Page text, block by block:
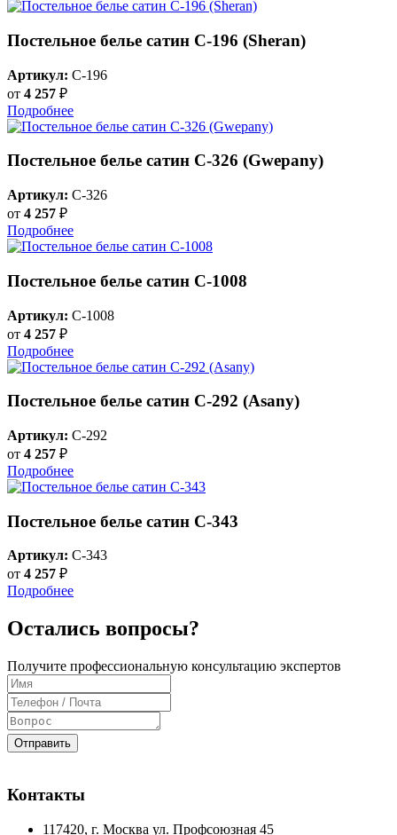
Постельное белье сатин С-196 (Sheran)
Артикул: C-196
от 4 257 ₽
Подробнее
Постельное белье сатин С-326 (Gwepany)
Артикул: C-326
от 4 257 ₽
Подробнее
Постельное белье сатин C-1008
Артикул: C-1008
от 4 257 ₽
Подробнее
Постельное белье сатин С-292 (Asany)
Артикул: C-292
от 4 257 ₽
Подробнее
Постельное белье сатин С-343
Артикул: C-343
от 4 257 ₽
Подробнее
Остались вопросы?
Получите профессиональную консультацию экспертов
Отправить
Контакты
117420, г. Москва ул. Профсоюзная 45